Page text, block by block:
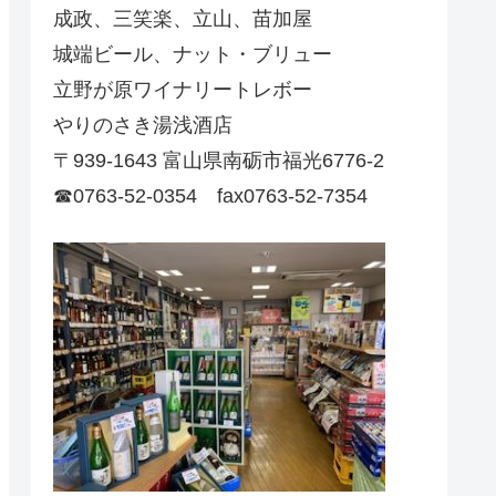
成政、三笑楽、立山、苗加屋
城端ビール、ナット・ブリュー
立野が原ワイナリートレボー
やりのさき湯浅酒店
〒939-1643 富山県南砺市福光6776-2
☎0763-52-0354 fax0763-52-7354